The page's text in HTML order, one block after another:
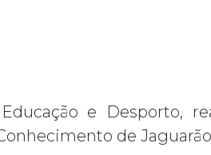
e Desporto,
de